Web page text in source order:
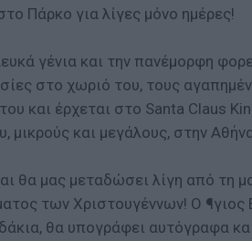
Πάρκο για λίγες μόνο ημέρες!
γένια και την πανέμορφη
στο χωριό του, τους
και έρχεται στο Santa Claus
μικρούς και μεγάλους, στην
θα μας μεταδώσει λίγη από τη
των Χριστουγέννων! Ο ¶γιος
θα υπογράφει αυτόγραφα